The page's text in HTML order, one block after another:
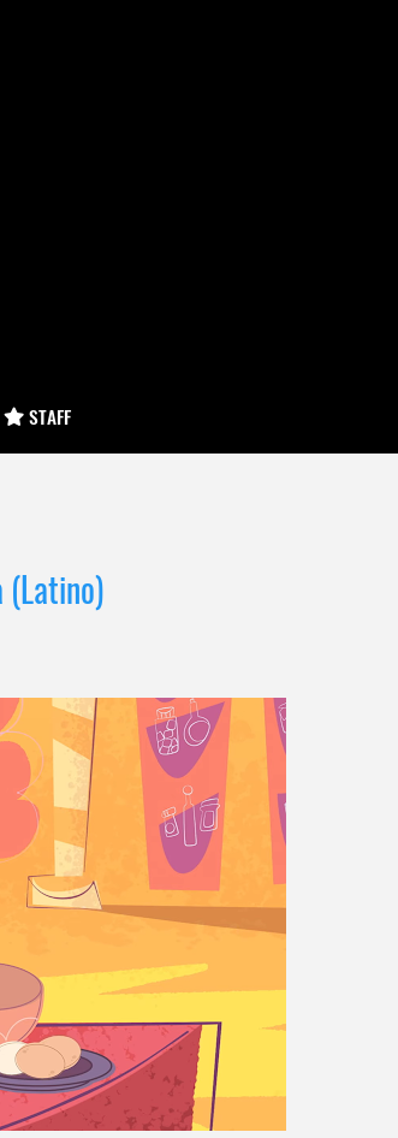
STAFF
(Latino)